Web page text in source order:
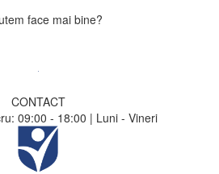
face mai bine?
CONTACT
09:00 - 18:00 | Luni - Vineri